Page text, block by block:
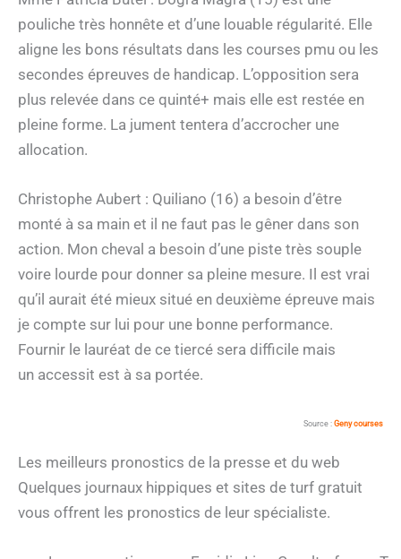
pouliche très honnête et d’une louable régularité. Elle
aligne les bons résultats dans les courses pmu ou les
secondes épreuves de handicap. L’opposition sera
plus relevée dans ce quinté+ mais elle est restée en
pleine forme. La jument tentera d’accrocher une
allocation.
Christophe Aubert : Quiliano (16) a besoin d’être
monté à sa main et il ne faut pas le gêner dans son
action. Mon cheval a besoin d’une piste très souple
voire lourde pour donner sa pleine mesure. Il est vrai
qu’il aurait été mieux situé en deuxième épreuve mais
je compte sur lui pour une bonne performance.
Fournir le lauréat de ce tiercé sera difficile mais
un accessit est à sa portée.
Source : Geny courses
Les meilleurs pronostics de la presse et du web
Quelques journaux hippiques et sites de turf gratuit
vous offrent les pronostics de leur spécialiste.